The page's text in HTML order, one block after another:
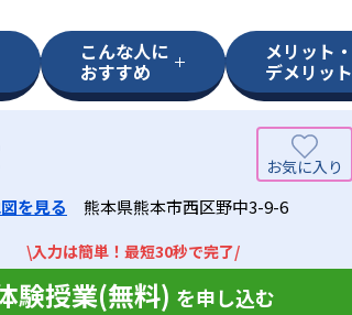
こんな人に
おすすめ
メリット・
デメリット
を見る 熊本県熊本市西区野中3-9-6
\入力は簡単！最短30秒で完了/
験授業(無料) を申し込む